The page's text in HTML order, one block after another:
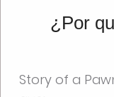
¿Por
Story of a